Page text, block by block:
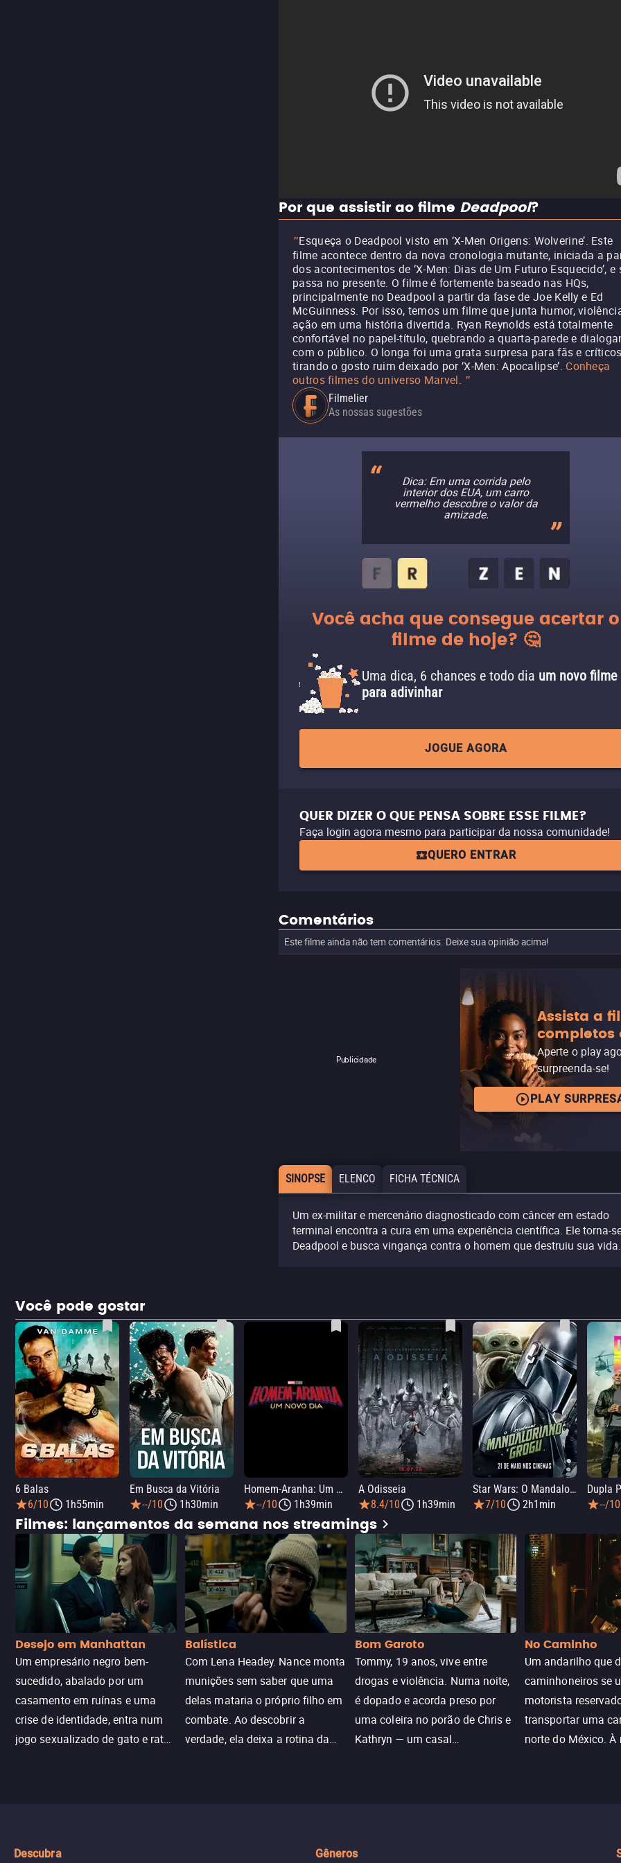
Por que assistir ao filme Deadpool?
"Esqueça o Deadpool visto em ‘X-Men Origens: Wolverine’. Este
filme acontece dentro da nova cronologia mutante, iniciada a
dos acontecimentos de ‘X-Men: Dias de Um Futuro Esquecido’, e
passa no presente. O filme é fortemente baseado nas HQs,
principalmente no Deadpool a partir da fase de Joe Kelly e Ed
McGuinness. Por isso, temos um filme que junta humor,
ação em uma história divertida. Ryan Reynolds está totalmente
confortável no papel-título, quebrando a quarta-parede e
com o público. O longa foi uma grata surpresa para fãs e
tirando o gosto ruim deixado por ‘X-Men: Apocalipse’. Conheça
outros filmes do universo Marvel. "
Filmelier
As nossas sugestões
Dica: Em uma corrida pelo
interior dos EUA, um carro
vermelho descobre o valor da
amizade.
Você acha que consegue acertar o
filme de hoje? 🤔
Uma dica, 6 chances e todo dia um novo filme
para adivinhar
JOGUE AGORA
QUER DIZER O QUE PENSA SOBRE ESSE FILME?
Faça login agora mesmo para participar da nossa comunidade!
QUERO ENTRAR
Comentários
Este filme ainda não tem comentários. Deixe sua opinião acima!
Publicidade
Assista a
completos
Aperte o play
surpreenda-se!
PLAY
SINOPSE ELENCO FICHA TÉCNICA
Um ex-militar e mercenário diagnosticado com câncer em estado
terminal encontra a cura em uma experiência científica. Ele torna-
Deadpool e busca vingança contra o homem que destruiu sua vida.
Você pode gostar
6 Balas
6/10
1h55min
Em Busca da Vitória
--/10
1h30min
Homem-Aranha: Um Novo Dia
--/10
1h39min
A Odisseia
8.4/10
1h39min
Star Wars: O Mandaloriano e Grogu
7/10
2h1min
Dupla
--/10
Filmes: lançamentos da semana nos streamings
Desejo em Manhattan
Um empresário negro bem-
sucedido, abalado por um
casamento em ruínas e uma
crise de identidade, entra num
jogo sexualizado de gato e rato
Balística
Com Lena Headey. Nance monta
munições sem saber que uma
delas mataria o próprio filho em
combate. Ao descobrir a
verdade, ela deixa a rotina da
Bom Garoto
Tommy, 19 anos, vive entre
drogas e violência. Numa noite,
é dopado e acorda preso por
uma coleira no porão de Chris e
Kathryn — um casal
No Caminho
Um andarilho que
caminhoneiros se
motorista
transportar uma
norte do México. À
Descubra Gêneros